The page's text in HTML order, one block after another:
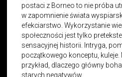
postaci z Borneo to nie próba
w zapomnienie świata
efekciarstwo. Wykorzystanie
społeczności jest tylko
sensacyjnej historii. Intryga,
początkowego konceptu,
przykład, dlaczego główny
starych negatywów.